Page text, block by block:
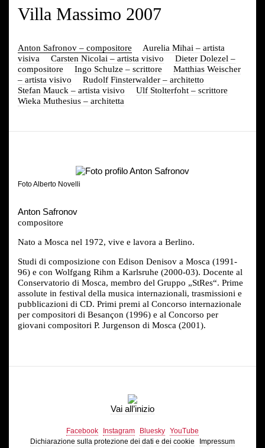
Villa Massimo 2007
Anton Safronov – compositore
Aurelia Mihai – artista
visiva
Carsten Nicolai – artista visivo
Dieter Dolezel –
compositore
Ingo Schulze – scrittore
Matthias Weischer
– artista visivo
Rudolf Finsterwalder – architetto
Stefan Mauck – artista visivo
Ulf Stolterfoht – scrittore
Wieka Muthesius – architetta
Foto Alberto Novelli
Anton Safronov
compositore
Nato a Mosca nel 1972, vive e lavora a Berlino.
Studi di composizione con Edison Denisov a Mosca (1991-
96) e con Wolfgang Rihm a Karlsruhe (2000-03). Docente al
Conservatorio di Mosca, membro del Gruppo „StRes“. Prime
assolute in festival della musica internazionali, trasmissioni e
pubblicazioni di CD. Primi premi al Concorso internazionale
per compositori di Besançon (1996) e al Concorso per
giovani compositori P. Jurgenson di Mosca (2001).
Vai all’inizio
Facebook Instagram Bluesky YouTube
Dichiarazione sulla protezione dei dati e dei cookie
Impressum